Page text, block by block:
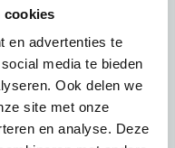
cookies
en advertenties te
media te bieden
Ook delen we
site met onze
en analyse. Deze
geef de volgende